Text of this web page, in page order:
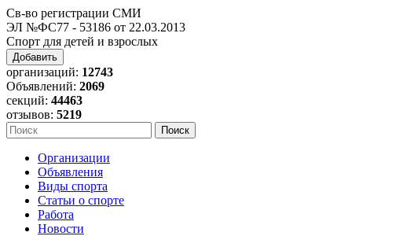
Св-во регистрации СМИ
ЭЛ №ФС77 - 53186 от 22.03.2013
Спорт для детей и взрослых
Добавить
организаций: 12743
Объявлений: 2069
секций: 44463
отзывов: 5219
Организации
Объявления
Виды спорта
Статьи о спорте
Работа
Новости